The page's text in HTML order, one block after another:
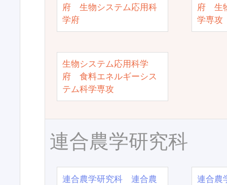
府 生物システム応用科
学府
府 生
学専攻
生物システム応用科学
府 食料エネルギーシス
テム科学専攻
連合農学研究科
連合農学研究科 連合農
連合農